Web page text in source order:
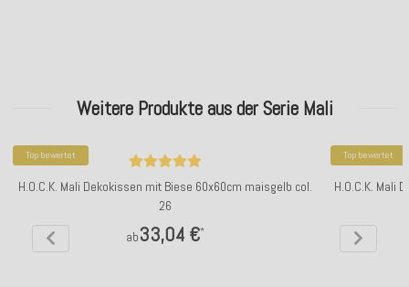
Weitere Produkte aus der Serie Mali
Top bewertet
H.O.C.K. Mali Dekokissen mit Biese 60x60cm maisgelb col.
26
ab33,04 €*
Top bewertet
H.O.C.K. Mali